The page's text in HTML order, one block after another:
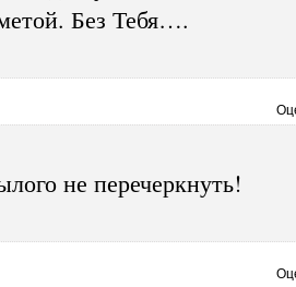
Без Тебя….
не перечеркнуть!